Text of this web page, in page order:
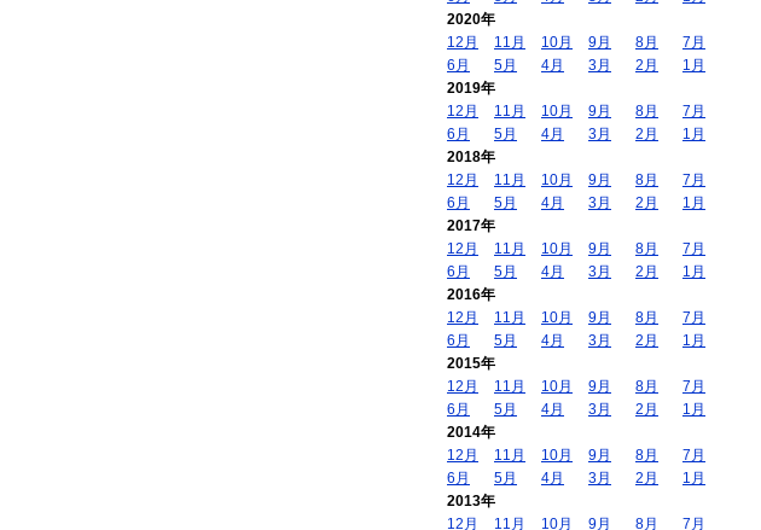
2020年
12月
11月 10月 9月 8月
7月
6月
5月 4月 3月 2月
1月
2019年
12月
11月 10月 9月 8月
7月
6月
5月 4月 3月 2月
1月
2018年
12月
11月 10月 9月 8月
7月
6月
5月 4月 3月 2月
1月
2017年
12月
11月 10月 9月 8月
7月
6月
5月 4月 3月 2月
1月
2016年
12月
11月 10月 9月 8月
7月
6月
5月 4月 3月 2月
1月
2015年
12月
11月 10月 9月 8月
7月
6月
5月 4月 3月 2月
1月
2014年
12月
11月 10月 9月 8月
7月
6月
5月 4月 3月 2月
1月
2013年
12月
11月 10月 9月 8月 7月